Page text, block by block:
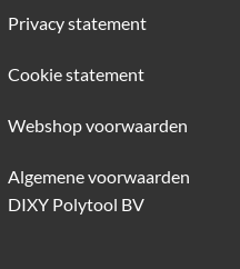
Privacy statement
Cookie statement
Webshop voorwaarden
Algemene voorwaarden
DIXY Polytool BV